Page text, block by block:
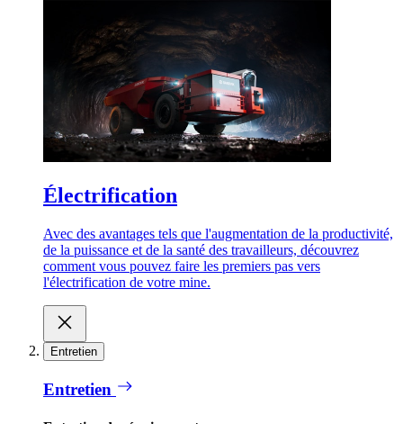
Électrification
Avec des avantages tels que l'augmentation de la productivité,
de la puissance et de la santé des travailleurs, découvrez
comment vous pouvez faire les premiers pas vers
l'électrification de votre mine.
Entretien
Entretien